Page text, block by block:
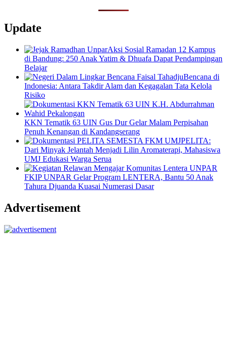
Update
Aksi Sosial Ramadan 12 Kampus
di Bandung: 250 Anak Yatim & Dhuafa Dapat Pendampingan
Belajar
Bencana di
Indonesia: Antara Takdir Alam dan Kegagalan Tata Kelola
Risiko
KKN Tematik 63 UIN Gus Dur Gelar Malam Perpisahan
Penuh Kenangan di Kandangserang
PELITA:
Dari Minyak Jelantah Menjadi Lilin Aromaterapi, Mahasiswa
UMJ Edukasi Warga Serua
FKIP UNPAR Gelar Program LENTERA, Bantu 50 Anak
Tahura Djuanda Kuasai Numerasi Dasar
Advertisement